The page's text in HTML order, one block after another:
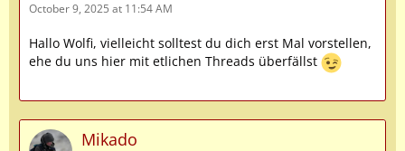
October 9, 2025 at 11:54 AM
Hallo Wolfi, vielleicht solltest du dich erst Mal vorstellen,
ehe du uns hier mit etlichen Threads überfällst
Mikado